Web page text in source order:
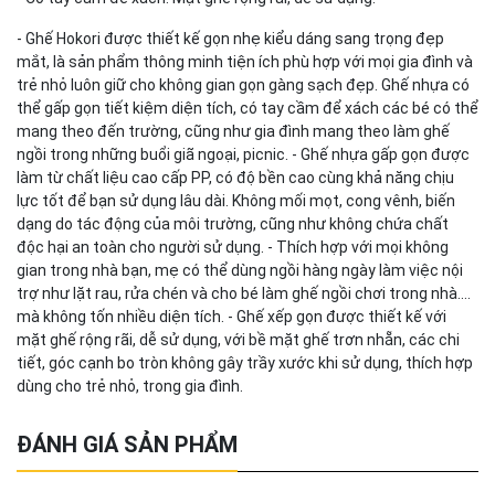
- Ghế Hokori được thiết kế gọn nhẹ kiểu dáng sang trọng đẹp
mắt, là sản phẩm thông minh tiện ích phù hợp với mọi gia đình và
trẻ nhỏ luôn giữ cho không gian gọn gàng sạch đẹp. Ghế nhựa có
thể gấp gọn tiết kiệm diện tích, có tay cầm để xách các bé có thể
mang theo đến trường, cũng như gia đình mang theo làm ghế
ngồi trong những buổi giã ngoại, picnic. - Ghế nhựa gấp gọn được
làm từ chất liệu cao cấp PP, có độ bền cao cùng khả năng chịu
lực tốt để bạn sử dụng lâu dài. Không mối mọt, cong vênh, biến
dạng do tác động của môi trường, cũng như không chứa chất
độc hại an toàn cho người sử dụng. - Thích hợp với mọi không
gian trong nhà bạn, mẹ có thể dùng ngồi hàng ngày làm việc nội
trợ như lặt rau, rửa chén và cho bé làm ghế ngồi chơi trong nhà.…
mà không tốn nhiều diện tích. - Ghế xếp gọn được thiết kế với
mặt ghế rộng rãi, dễ sử dụng, với bề mặt ghế trơn nhẵn, các chi
tiết, góc cạnh bo tròn không gây trầy xước khi sử dụng, thích hợp
dùng cho trẻ nhỏ, trong gia đình.
ĐÁNH GIÁ SẢN PHẨM